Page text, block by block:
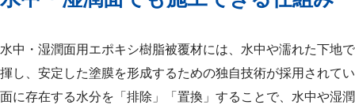
水中・湿潤面用エポキシ樹脂被覆材には、水中や濡れた下地
揮し、安定した塗膜を形成するための独自技術が採用されて
面に存在する水分を「排除」「置換」することで、水中や湿